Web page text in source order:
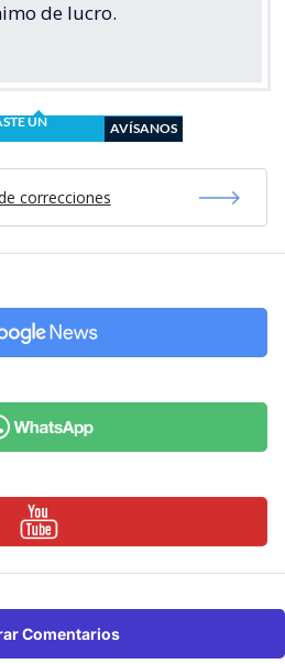
de lucro.
UN
AVÍSANOS
correcciones
Comentarios